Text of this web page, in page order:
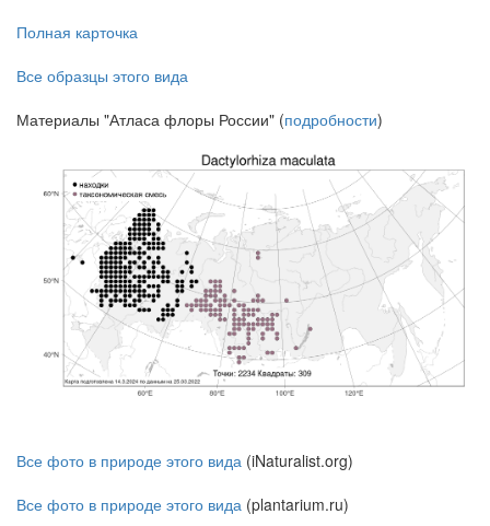
Полная карточка
Все образцы этого вида
Материалы "Атласа флоры России" (подробности)
Все фото в природе этого вида (iNaturalist.org)
Все фото в природе этого вида (plantarium.ru)